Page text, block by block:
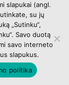
centras,
75 11 32
slapukai (angl.
su jų
„Sutinku“,
Savo duotą
savo interneto
slapukus.
politika